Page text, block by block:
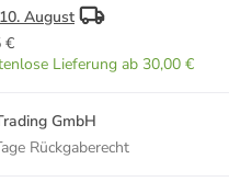
August
€
Lieferung ab 30,00 €
GmbH
Rückgaberecht